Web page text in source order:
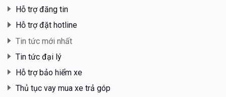
Hỗ trợ đăng tin
Hỗ trợ đặt hotline
Tin tức mới nhất
Tin tức đại lý
Hỗ trợ bảo hiểm xe
Thủ tục vay mua xe trả góp